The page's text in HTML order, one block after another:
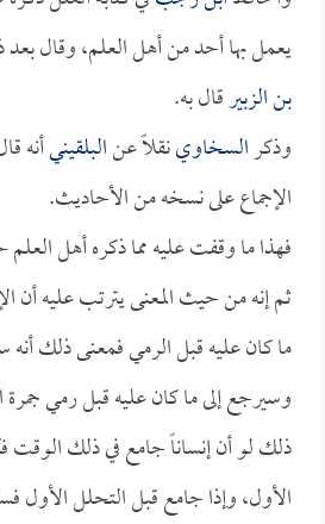
يعمل بها أحد من أهل العلم، وقال
بن الزبيرقال به.
وذكرالسخاوينقلاً عنالبلقينيأنه
الإجماع على نسخه من الأحاديث.
فهذا ما وقفت عليه مما ذكره أهل
ثم إنه من حيث المعنى يترتب عليه أن
ما كان عليه قبل الرمي فمعنى ذلك أنه
وسيرجع إلى ما كان عليه قبل رمي جمرة
ذلك لو أن إنساناً جامع في ذلك الوقت
الأول، وإذا جامع قبل التحلل الأول